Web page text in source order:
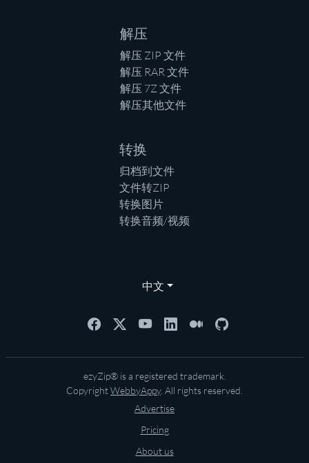
解压
解压 ZIP 文件
解压 RAR 文件
解压 7Z 文件
解压其他文件
转换
归档到文件
文件转ZIP
转换图片
转换音频/视频
中文
ezyZip® is a registered trademark.
CopyrightWebbyAppy. All rights reserved.
Advertise
Pricing
About us